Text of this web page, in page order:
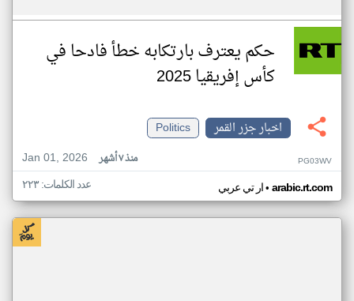
حكم يعترف بارتكابه خطأ فادحا في
كأس إفريقيا 2025
اخبار جزر القمر
Politics
Jan 01, 2026
منذ ٧ أشهر PG03WV
ار تي عربي• arabic.rt.com عدد الكلمات: ٢٢٣